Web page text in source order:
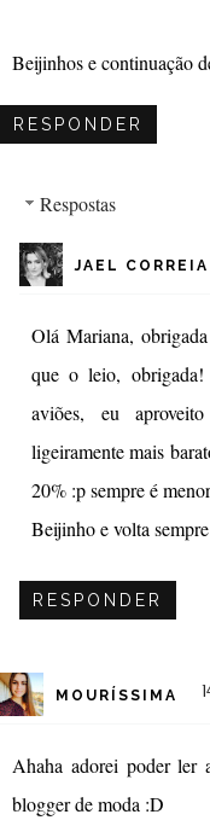
Beijinhos e continuação
RESPONDER
Respostas
JAEL CORREIA
Olá Mariana,
que o leio, obrigada!
aviões, eu
ligeiramente mais
20% :p sempre é
Beijinho e volta
RESPONDER
MOURÍSSIMA
Ahaha adorei poder ler
blogger de moda :D